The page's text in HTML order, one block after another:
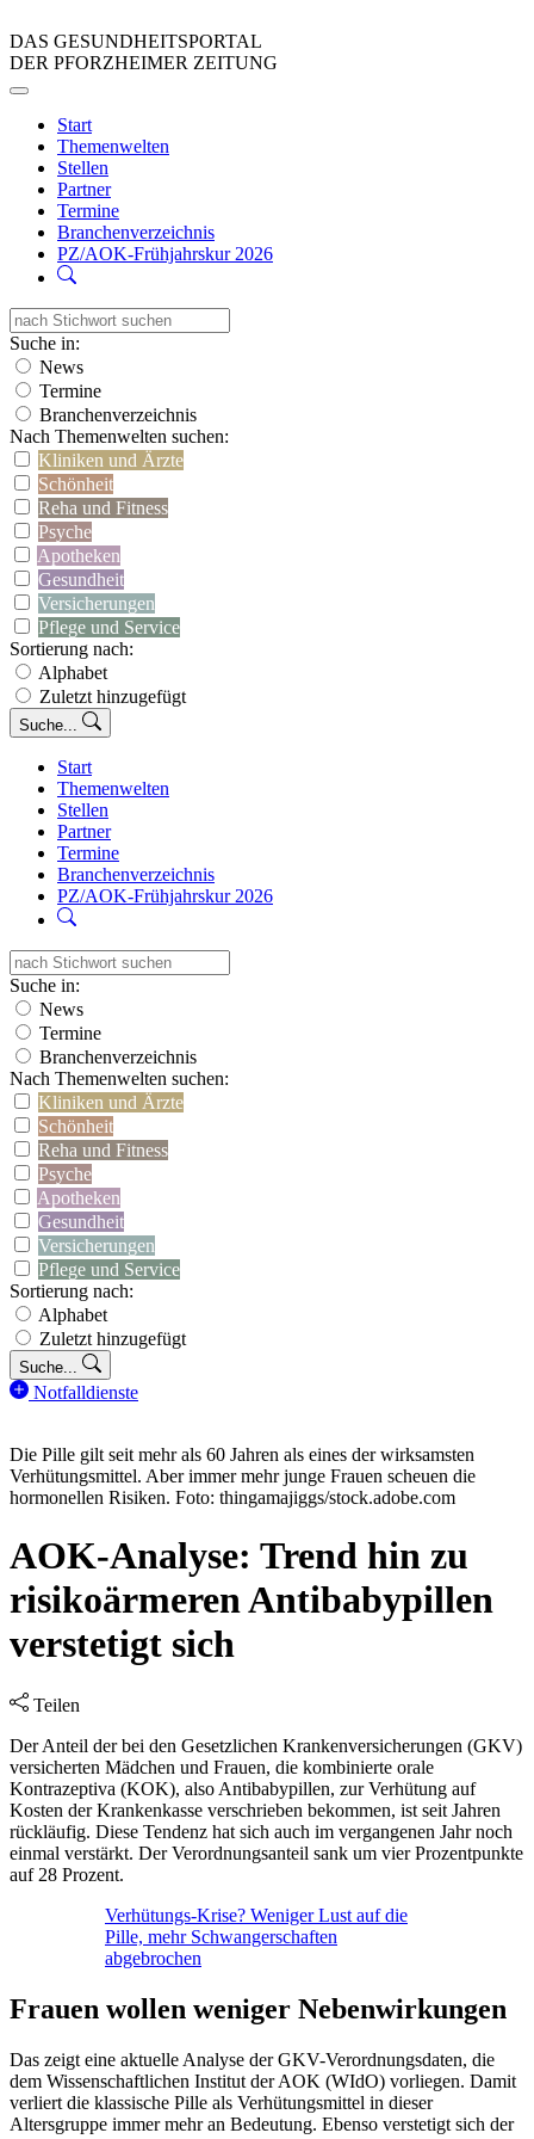
DAS GESUNDHEITSPORTAL
DER PFORZHEIMER ZEITUNG
Start
Themenwelten
Stellen
Partner
Termine
Branchenverzeichnis
PZ/AOK-Frühjahrskur 2026
Suche in:
News
Termine
Branchenverzeichnis
Nach Themenwelten suchen:
Kliniken und Ärzte
Schönheit
Reha und Fitness
Psyche
Apotheken
Gesundheit
Versicherungen
Pflege und Service
Sortierung nach:
Alphabet
Zuletzt hinzugefügt
Suche...
Start
Themenwelten
Stellen
Partner
Termine
Branchenverzeichnis
PZ/AOK-Frühjahrskur 2026
Suche in:
News
Termine
Branchenverzeichnis
Nach Themenwelten suchen:
Kliniken und Ärzte
Schönheit
Reha und Fitness
Psyche
Apotheken
Gesundheit
Versicherungen
Pflege und Service
Sortierung nach:
Alphabet
Zuletzt hinzugefügt
Suche...
Notfalldienste
Die Pille gilt seit mehr als 60 Jahren als eines der wirksamsten
Verhütungsmittel. Aber immer mehr junge Frauen scheuen die
hormonellen Risiken. Foto: thingamajiggs/stock.adobe.com
AOK-Analyse: Trend hin zu
risikoärmeren Antibabypillen
verstetigt sich
Teilen
Der Anteil der bei den Gesetzlichen Krankenversicherungen (GKV)
versicherten Mädchen und Frauen, die kombinierte orale
Kontrazeptiva (KOK), also Antibabypillen, zur Verhütung auf
Kosten der Krankenkasse verschrieben bekommen, ist seit Jahren
rückläufig. Diese Tendenz hat sich auch im vergangenen Jahr noch
einmal verstärkt. Der Verordnungsanteil sank um vier Prozentpunkte
auf 28 Prozent.
Verhütungs-Krise? Weniger Lust auf die
Pille, mehr Schwangerschaften
abgebrochen
Frauen wollen weniger Nebenwirkungen
Das zeigt eine aktuelle Analyse der GKV-Verordnungsdaten, die
dem Wissenschaftlichen Institut der AOK (WIdO) vorliegen. Damit
verliert die klassische Pille als Verhütungsmittel in dieser
Altersgruppe immer mehr an Bedeutung. Ebenso verstetigt sich der